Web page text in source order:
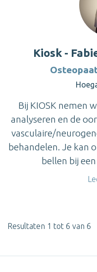
Kiosk -
Bij KIOSK nemen
analyseren en de
vasculaire/
behandelen. Je kan
bellen bij
Resultaten 1 tot 6 van 6